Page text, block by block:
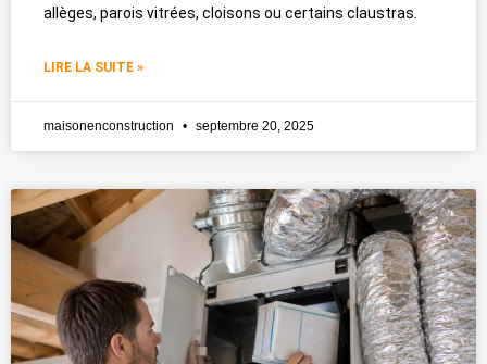
allèges, parois vitrées, cloisons ou certains claustras.
LIRE LA SUITE »
maisonenconstruction septembre 20, 2025